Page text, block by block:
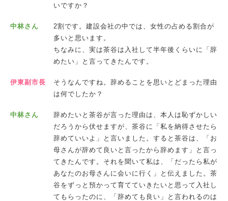
いですか？
中林さん
2割です。建設会社の中では、女性の占める割合が
多いと思います。
ちなみに、実は茶谷は入社して半年後くらいに「辞
めたい」と言ってきたんです。
伊東副市長
そうなんですね。辞めることを思いとどまった理由
は何でしたか？
中林さん
辞めたいと茶谷が言った理由は、本人は恥ずかしい
だろうから伏せますが、茶谷に「私を納得させたら
辞めていいよ」と言いました。すると茶谷は、「お
母さんが辞めて良いと言ったから辞めます」と言っ
てきたんです。それを聞いて私は、「だったら私が
あなたのお母さんに会いに行く」と伝えました。茶
谷をずっと預かって育てていきたいと思って入社し
てもらったのに、「辞めても良い」と言われるのは